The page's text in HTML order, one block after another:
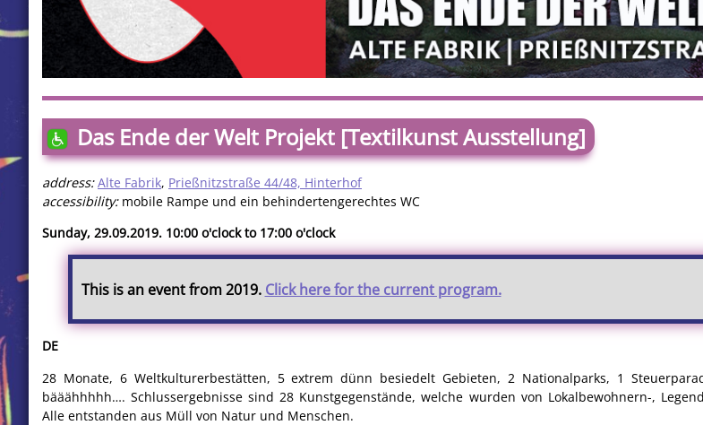
Das Ende der Welt Projekt [Textilkunst Ausstellung]
address: Alte Fabrik, Prießnitzstraße 44/48, Hinterhof
accessibility:mobile Rampe und ein behindertengerechtes WC
Sunday, 29.09.2019. 10:00 o'clock to 17:00 o'clock
This is an event from 2019. Click here for the current program.
DE
28 Monate, 6 Weltkulturerbestätten, 5 extrem dünn besiedelt Gebieten, 2 Nationalparks, 1
bääähhhhh…. Schlussergebnisse sind 28 Kunstgegenstände, welche wurden von Lokalbewohnern-,
Alle entstanden aus Müll von Natur und Menschen.